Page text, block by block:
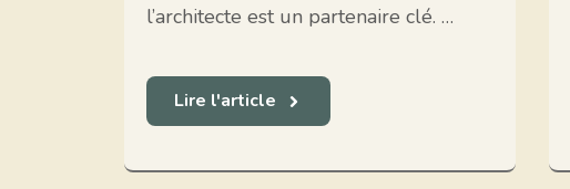
l’architecte est un partenaire clé. …
Lire l'article